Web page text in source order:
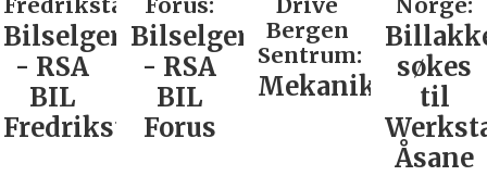
Bilselger
- RSA
BIL
Fredrikstad
Bilselger
- RSA
BIL
Forus
Bergen
Sentrum:
Mekaniker
søkes
til
Åsane